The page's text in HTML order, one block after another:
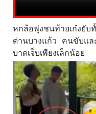
หกล้อพุ่งชนท้ายเก๋งยับ
ด่านบางแก้ว คนขับแล
บาดเจ็บเพียงเล็กน้อย
...